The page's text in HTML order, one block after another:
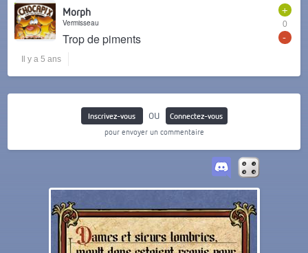
+
0
-
Morph
Vermisseau
Trop de piments
Il y a 5 ans
Inscrivez-vous ou
Connectez-vous
pour envoyer un commentaire